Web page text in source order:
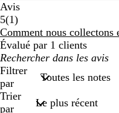
Avis
5(11
avis
)
Comment nous collectons
Évalué par 1 clients
Mes
recherches
saisies
Filtrer
par
Trier
par